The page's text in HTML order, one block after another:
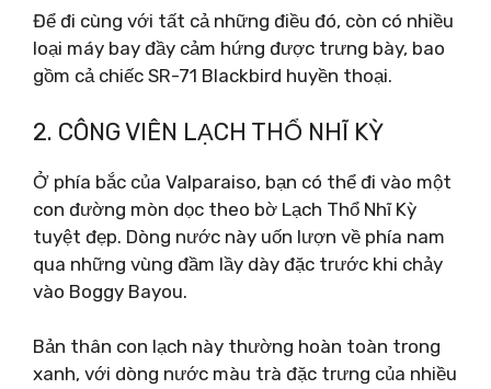
Để đi cùng với tất cả những điều đó, còn có nhiều
loại máy bay đầy cảm hứng được trưng bày, bao
gồm cả chiếc SR-71 Blackbird huyền thoại.
2. CÔNG VIÊN LẠCH THỔ NHĨ KỲ
Ở phía bắc của Valparaiso, bạn có thể đi vào một
con đường mòn dọc theo bờ Lạch Thổ Nhĩ Kỳ
tuyệt đẹp. Dòng nước này uốn lượn về phía nam
qua những vùng đầm lầy dày đặc trước khi chảy
vào Boggy Bayou.
Bản thân con lạch này thường hoàn toàn trong
xanh, với dòng nước màu trà đặc trưng của nhiều